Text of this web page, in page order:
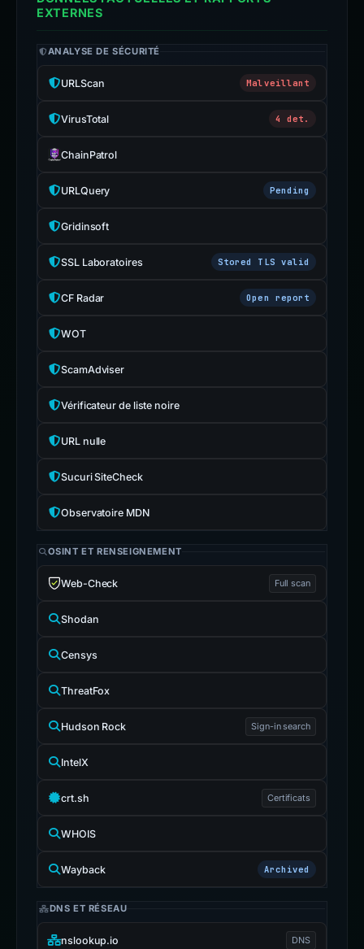
EXTERNES
ANALYSE DE SÉCURITÉ
URLScan Malveillant
VirusTotal 4 det.
ChainPatrol
URLQuery Pending
Gridinsoft
SSL Laboratoires Stored TLS valid
CF Radar Open report
WOT
ScamAdviser
Vérificateur de liste noire
URL nulle
Sucuri SiteCheck
Observatoire MDN
OSINT ET RENSEIGNEMENT
Web-Check Full scan
Shodan
Censys
ThreatFox
Hudson Rock Sign-in search
IntelX
crt.sh Certificats
WHOIS
Wayback Archived
DNS ET RÉSEAU
nslookup.io DNS